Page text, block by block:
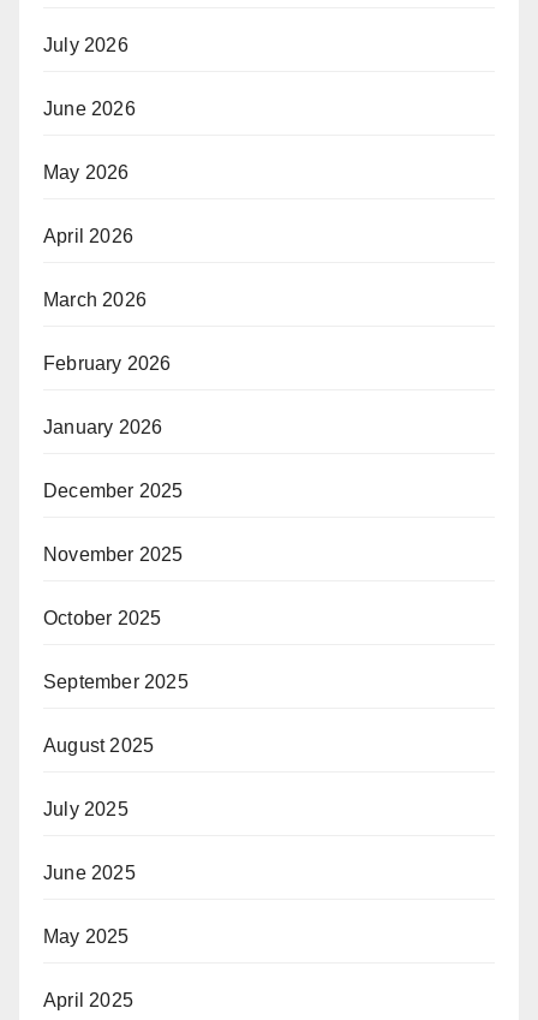
July 2026
June 2026
May 2026
April 2026
March 2026
February 2026
January 2026
December 2025
November 2025
October 2025
September 2025
August 2025
July 2025
June 2025
May 2025
April 2025